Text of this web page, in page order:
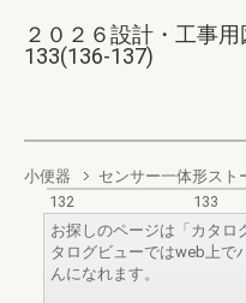
２０２６設計・工事
133(136-137)
小便器
センサー一体形スト
132
133
お探しのページは「カタロ
タログビューではweb上で
んになれます。